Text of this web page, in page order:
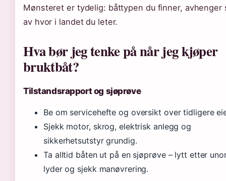
Mønsteret er tydelig: båttypen du finner, avhenger
av hvor i landet du leter.
Hva bør jeg tenke på når jeg kjøper
bruktbåt?
Tilstandsrapport og sjøprøve
Be om servicehefte og oversikt over tidligere
Sjekk motor, skrog, elektrisk anlegg og
sikkerhetsutstyr grundig.
Ta alltid båten ut på en sjøprøve – lytt etter
lyder og sjekk manøvrering.